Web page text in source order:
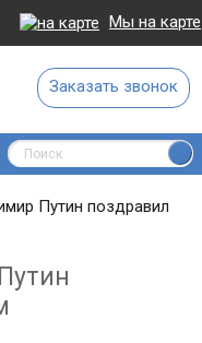
Мы на карте
Заказать звонок
Путин поздравил